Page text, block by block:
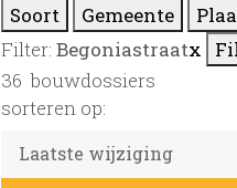
Soort
Gemeente
Filter: Begoniastraatx
36 bouwdossiers
sorteren op: